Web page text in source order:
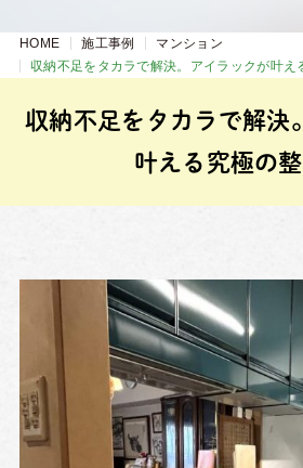
HOME 施工事例
マンション
収納不足をタカラで解決。アイラックが叶え
収納不足をタカラで解決
叶える究極の